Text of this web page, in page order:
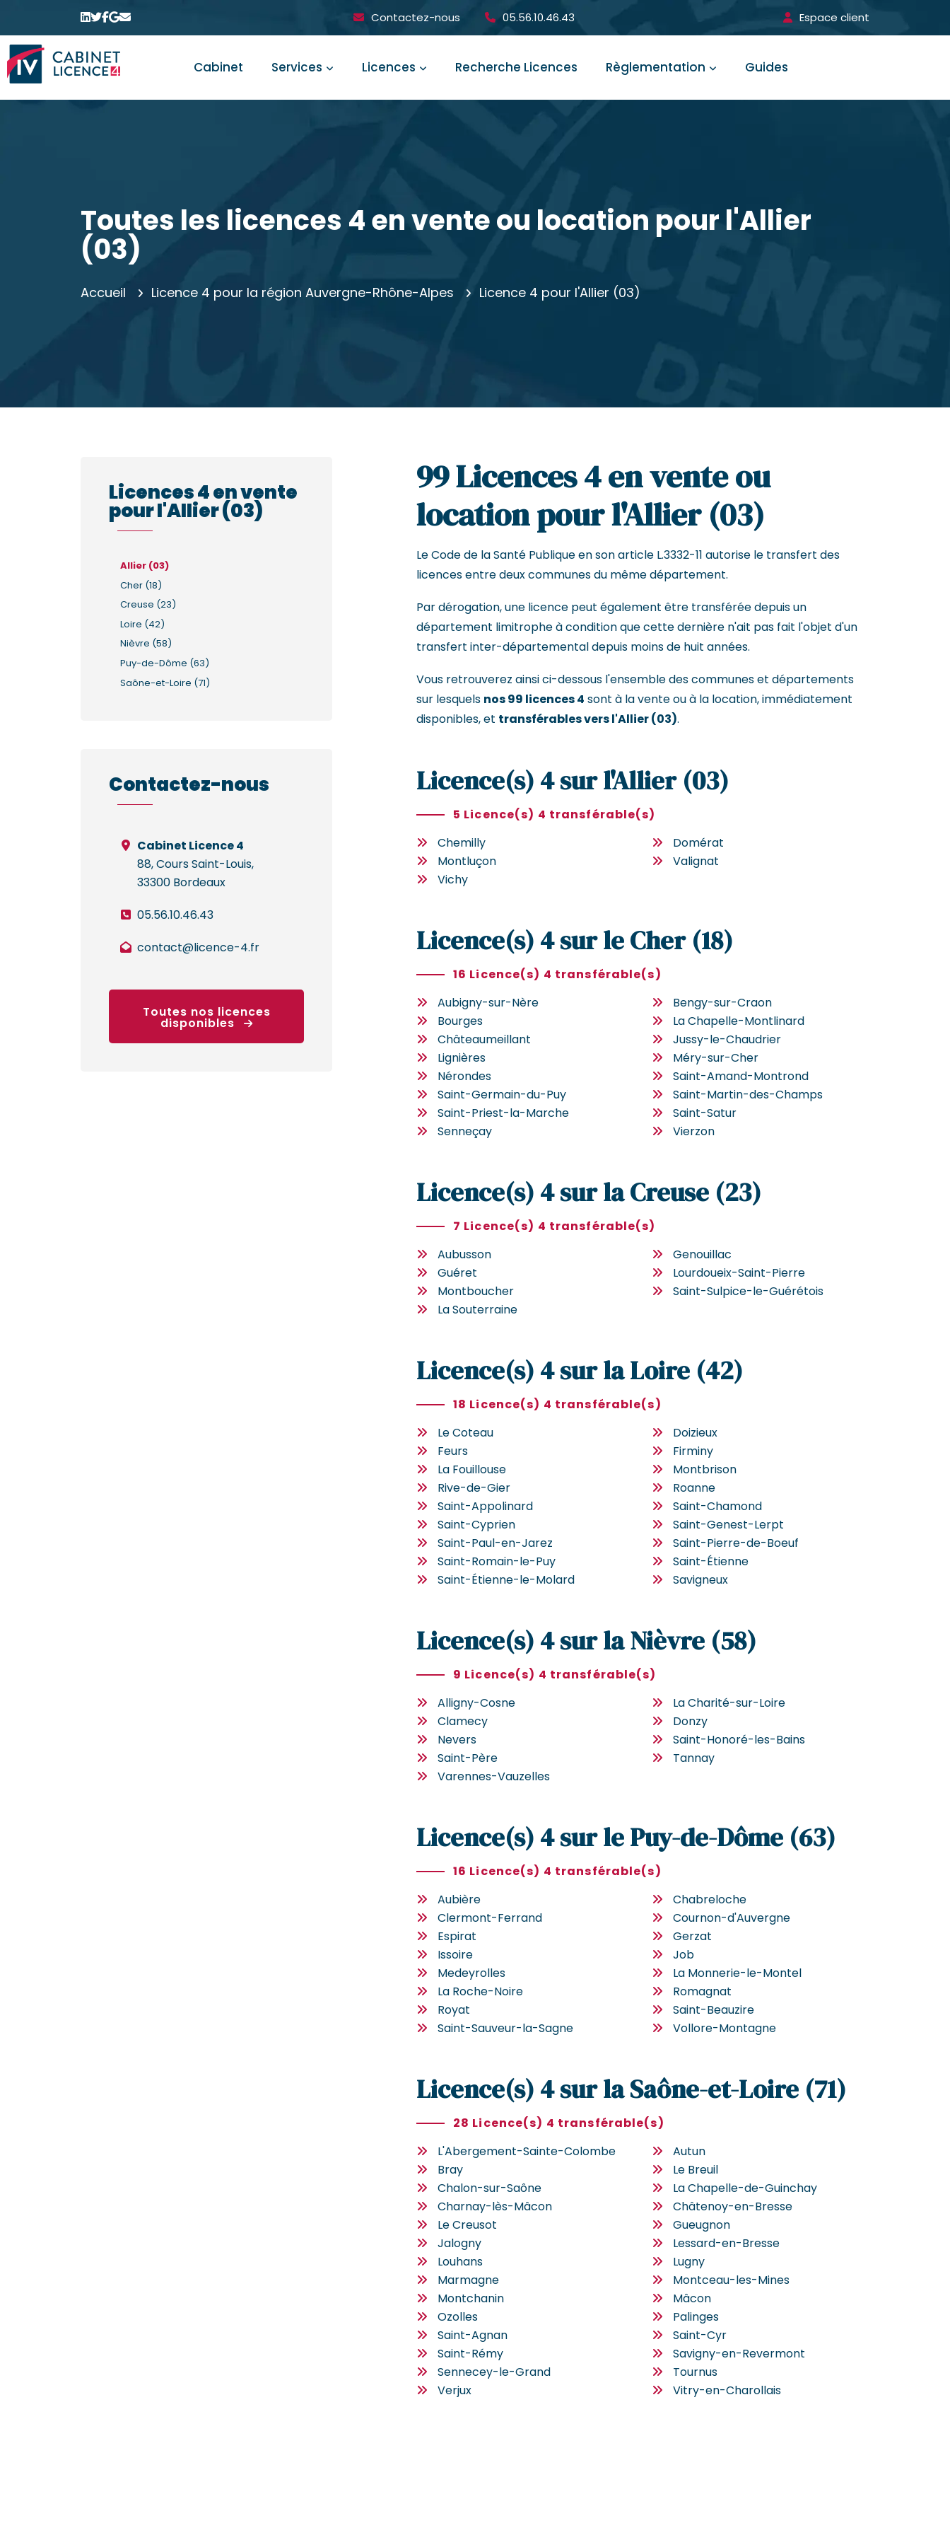
Contactez-nous 05.56.10.46.43 Espace client
Cabinet Services Licences Recherche Licences Règlementation Guides
Toutes les licences 4 en vente ou location pour l'Allier
(03)
Accueil Licence 4 pour la région Auvergne-Rhône-Alpes Licence 4 pour l'Allier (03)
Licences 4 en vente
pour l'Allier (03)
Allier (03)
Cher (18)
Creuse (23)
Loire (42)
Nièvre (58)
Puy-de-Dôme (63)
Saône-et-Loire (71)
Contactez-nous
Cabinet Licence 4
88, Cours Saint-Louis,
33300 Bordeaux
05.56.10.46.43
contact@licence-4.fr
Toutes nos licences
disponibles
99 Licences 4 en vente ou
location pour l'Allier (03)
Le Code de la Santé Publique en son article L.3332-11 autorise le transfert des
licences entre deux communes du même département.
Par dérogation, une licence peut également être transférée depuis un
département limitrophe à condition que cette dernière n'ait pas fait l'objet d'un
transfert inter-départemental depuis moins de huit années.
Vous retrouverez ainsi ci-dessous l'ensemble des communes et départements
sur lesquels nos 99 licences 4 sont à la vente ou à la location, immédiatement
disponibles, et transférables vers l'Allier (03).
Licence(s) 4 sur l'Allier (03)
5 Licence(s) 4 transférable(s)
Chemilly
Domérat
Montluçon
Valignat
Vichy
Licence(s) 4 sur le Cher (18)
16 Licence(s) 4 transférable(s)
Aubigny-sur-Nère
Bengy-sur-Craon
Bourges
La Chapelle-Montlinard
Châteaumeillant
Jussy-le-Chaudrier
Lignières
Méry-sur-Cher
Nérondes
Saint-Amand-Montrond
Saint-Germain-du-Puy
Saint-Martin-des-Champs
Saint-Priest-la-Marche
Saint-Satur
Senneçay
Vierzon
Licence(s) 4 sur la Creuse (23)
7 Licence(s) 4 transférable(s)
Aubusson
Genouillac
Guéret
Lourdoueix-Saint-Pierre
Montboucher
Saint-Sulpice-le-Guérétois
La Souterraine
Licence(s) 4 sur la Loire (42)
18 Licence(s) 4 transférable(s)
Le Coteau
Doizieux
Feurs
Firminy
La Fouillouse
Montbrison
Rive-de-Gier
Roanne
Saint-Appolinard
Saint-Chamond
Saint-Cyprien
Saint-Genest-Lerpt
Saint-Paul-en-Jarez
Saint-Pierre-de-Boeuf
Saint-Romain-le-Puy
Saint-Étienne
Saint-Étienne-le-Molard
Savigneux
Licence(s) 4 sur la Nièvre (58)
9 Licence(s) 4 transférable(s)
Alligny-Cosne
La Charité-sur-Loire
Clamecy
Donzy
Nevers
Saint-Honoré-les-Bains
Saint-Père
Tannay
Varennes-Vauzelles
Licence(s) 4 sur le Puy-de-Dôme (63)
16 Licence(s) 4 transférable(s)
Aubière
Chabreloche
Clermont-Ferrand
Cournon-d'Auvergne
Espirat
Gerzat
Issoire
Job
Medeyrolles
La Monnerie-le-Montel
La Roche-Noire
Romagnat
Royat
Saint-Beauzire
Saint-Sauveur-la-Sagne
Vollore-Montagne
Licence(s) 4 sur la Saône-et-Loire (71)
28 Licence(s) 4 transférable(s)
L'Abergement-Sainte-Colombe
Autun
Bray
Le Breuil
Chalon-sur-Saône
La Chapelle-de-Guinchay
Charnay-lès-Mâcon
Châtenoy-en-Bresse
Le Creusot
Gueugnon
Jalogny
Lessard-en-Bresse
Louhans
Lugny
Marmagne
Montceau-les-Mines
Montchanin
Mâcon
Ozolles
Palinges
Saint-Agnan
Saint-Cyr
Saint-Rémy
Savigny-en-Revermont
Sennecey-le-Grand
Tournus
Verjux
Vitry-en-Charollais